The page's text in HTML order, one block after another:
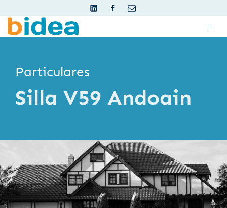
Particulares
Silla V59 Andoain